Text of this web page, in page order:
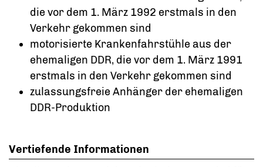
die vor dem 1. März 1992 erstmals in den
Verkehr gekommen sind
motorisierte Krankenfahrstühle aus der
ehemaligen DDR, die vor dem 1. März 1991
erstmals in den Verkehr gekommen sind
zulassungsfreie Anhänger der ehemaligen
DDR-Produktion
Vertiefende Informationen